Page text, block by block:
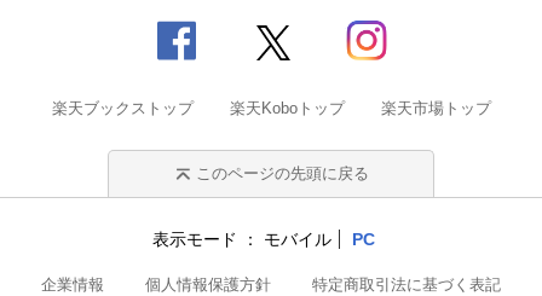
楽天ブックストップ 楽天Koboトップ 楽天市場トップ
このページの先頭に戻る
表示モード モバイル PC
企業情報 個人情報保護方針 特定商取引法に基づく表記